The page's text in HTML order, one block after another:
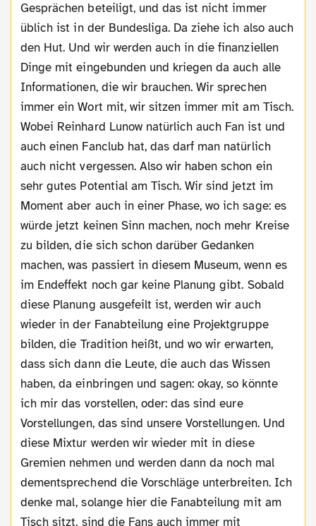
Gesprächen beteiligt, und das ist nicht immer
üblich ist in der Bundesliga. Da ziehe ich also auch
den Hut. Und wir werden auch in die finanziellen
Dinge mit eingebunden und kriegen da auch alle
Informationen, die wir brauchen. Wir sprechen
immer ein Wort mit, wir sitzen immer mit am Tisch.
Wobei Reinhard Lunow natürlich auch Fan ist und
auch einen Fanclub hat, das darf man natürlich
auch nicht vergessen. Also wir haben schon ein
sehr gutes Potential am Tisch. Wir sind jetzt im
Moment aber auch in einer Phase, wo ich sage: es
würde jetzt keinen Sinn machen, noch mehr Kreise
zu bilden, die sich schon darüber Gedanken
machen, was passiert in diesem Museum, wenn es
im Endeffekt noch gar keine Planung gibt. Sobald
diese Planung ausgefeilt ist, werden wir auch
wieder in der Fanabteilung eine Projektgruppe
bilden, die Tradition heißt, und wo wir erwarten,
dass sich dann die Leute, die auch das Wissen
haben, da einbringen und sagen: okay, so könnte
ich mir das vorstellen, oder: das sind eure
Vorstellungen, das sind unsere Vorstellungen. Und
diese Mixtur werden wir wieder mit in diese
Gremien nehmen und werden dann da noch mal
dementsprechend die Vorschläge unterbreiten. Ich
denke mal, solange hier die Fanabteilung mit am
Tisch sitzt, sind die Fans auch immer mit